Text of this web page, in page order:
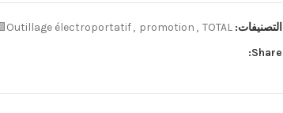
التصنيفات: Outillage électroportatif, promotion , TOTAL🟩
Share: